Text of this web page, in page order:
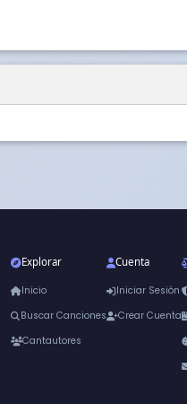
Explorar
Inicio
Buscar Canciones
Cantautores
Cuenta
Iniciar Sesión
Crear Cuenta